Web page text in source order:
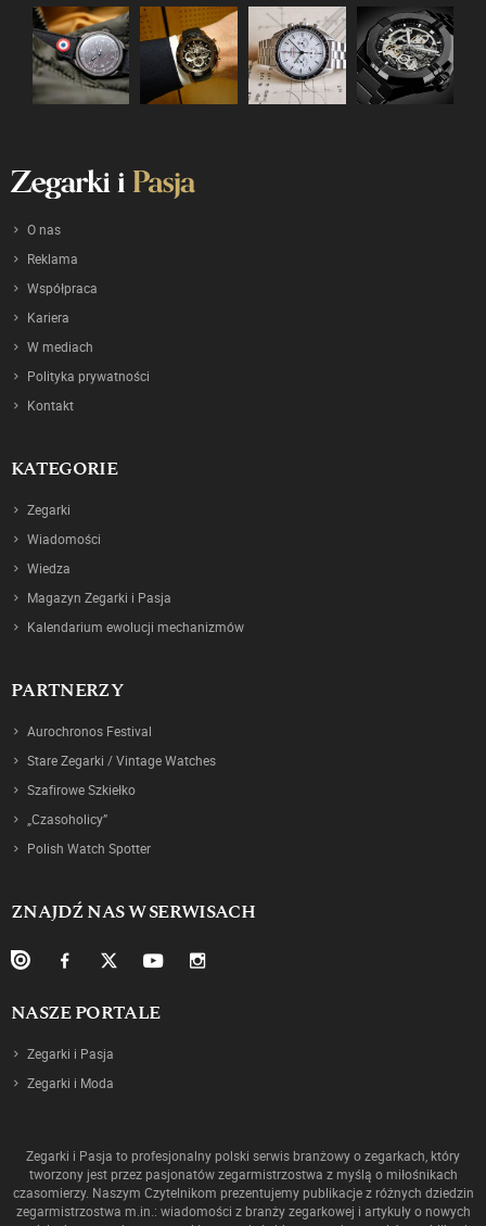
O nas
Reklama
Współpraca
Kariera
W mediach
Polityka prywatności
Kontakt
KATEGORIE
Zegarki
Wiadomości
Wiedza
Magazyn Zegarki i Pasja
Kalendarium ewolucji mechanizmów
PARTNERZY
Aurochronos Festival
Stare Zegarki / Vintage Watches
Szafirowe Szkiełko
„Czasoholicy”
Polish Watch Spotter
ZNAJDŹ NAS W SERWISACH
NASZE PORTALE
Zegarki i Pasja
Zegarki i Moda
Zegarki i Pasja to profesjonalny polski serwis branżowy o zegarkach, który
tworzony jest przez pasjonatów zegarmistrzostwa z myślą o miłośnikach
czasomierzy. Naszym Czytelnikom prezentujemy publikacje z różnych dziedzin
zegarmistrzostwa m.in.: wiadomości z branży zegarkowej i artykuły o nowych